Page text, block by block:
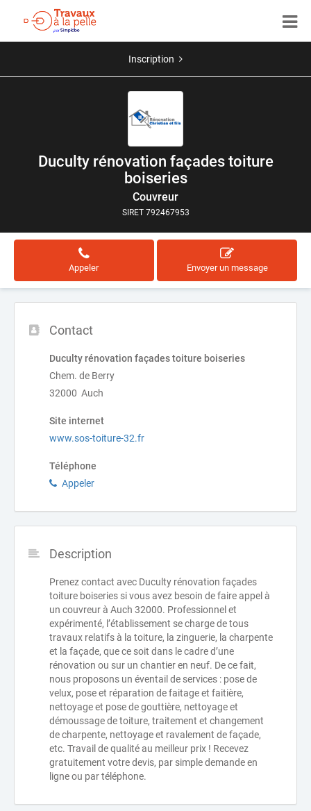
Inscription
Duculty rénovation façades toiture
boiseries
Couvreur
SIRET 792467953
Appeler Envoyer un message
Contact
Duculty rénovation façades toiture boiseries
Chem. de Berry
32000 Auch
Site internet
www.sos-toiture-32.fr
Téléphone
Appeler
Description
Prenez contact avec Duculty rénovation façades
toiture boiseries si vous avez besoin de faire appel à
un couvreur à Auch 32000. Professionnel et
expérimenté, l’établissement se charge de tous
travaux relatifs à la toiture, la zinguerie, la charpente
et la façade, que ce soit dans le cadre d’une
rénovation ou sur un chantier en neuf. De ce fait,
nous proposons un éventail de services : pose de
velux, pose et réparation de faitage et faitière,
nettoyage et pose de gouttière, nettoyage et
démoussage de toiture, traitement et changement
de charpente, nettoyage et ravalement de façade,
etc. Travail de qualité au meilleur prix ! Recevez
gratuitement votre devis, par simple demande en
ligne ou par téléphone.